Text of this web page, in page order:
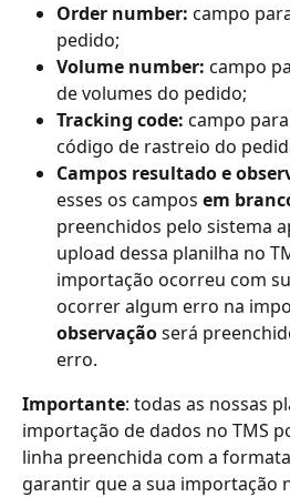
Order number: campo
pedido;
Volume number: campo
de volumes do pedido;
Tracking code: campo
código de rastreio do
Campos resultado e
esses os campos em
preenchidos pelo sistema
upload dessa planilha no
importação ocorreu com
ocorrer algum erro na
observação será
erro.
Importante: todas as nossas
importação de dados no TMS
linha preenchida com a
garantir que a sua importação